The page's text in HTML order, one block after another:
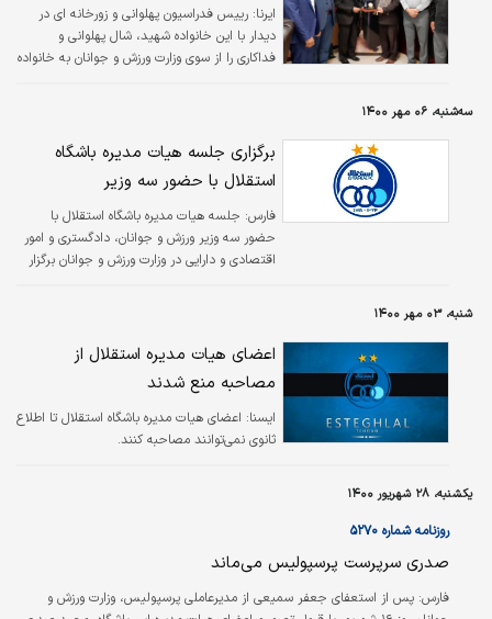
ایرنا: رییس فدراسیون پهلوانی و زورخانه ای در
دیدار با این خانواده شهید، شال پهلوانی و
فداکاری را از سوی وزارت ورزش و جوانان به خانواده
سه‌شنبه، ۰۶ مهر ۱۴۰۰
برگزاری جلسه هیات مدیره باشگاه
استقلال با حضور سه وزیر
فارس: جلسه هیات مدیره باشگاه استقلال با
حضور سه وزیر ورزش و جوانان، دادگستری و امور
اقتصادی و دارایی در وزارت ورزش و جوانان برگزار
شنبه، ۰۳ مهر ۱۴۰۰
اعضای هیات مدیره استقلال از
مصاحبه منع شدند
ايسنا: اعضای هیات مدیره باشگاه استقلال تا اطلاع
ثانوی نمی‌توانند مصاحبه کنند.
یکشنبه، ۲۸ شهریور ۱۴۰۰
روزنامه شماره ۵۲۷۰
صدری سرپرست پرسپولیس می‌ماند
فارس: پس از استعفای جعفر سمیعی از مدیرعاملی پرسپولیس، وزارت ورزش و